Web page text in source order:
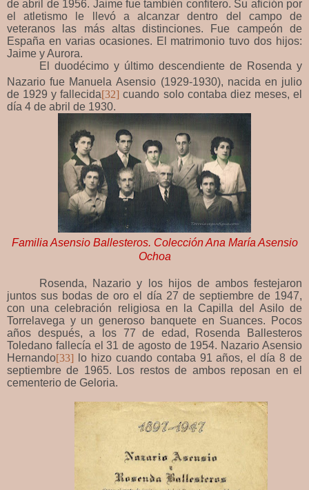
de abril de 1956. Jaime fue también confitero. Su afición por
el atletismo le llevó a alcanzar dentro del campo de
veteranos las más altas distinciones. Fue campeón de
España en varias ocasiones. El matrimonio tuvo dos hijos:
Jaime y Aurora.
El duodécimo y último descendiente de Rosenda y
Nazario fue Manuela Asensio (1929-1930), nacida en julio
de 1929 y fallecida[32] cuando solo contaba diez meses, el
día 4 de abril de 1930.
Familia Asensio Ballesteros. Colección Ana María Asensio
Ochoa
Rosenda, Nazario y los hijos de ambos festejaron
juntos sus bodas de oro el día 27 de septiembre de 1947,
con una celebración religiosa en la Capilla del Asilo de
Torrelavega y un generoso banquete en Suances. Pocos
años después, a los 77 de edad, Rosenda Ballesteros
Toledano fallecía el 31 de agosto de 1954. Nazario Asensio
Hernando[33] lo hizo cuando contaba 91 años, el día 8 de
septiembre de 1965. Los restos de ambos reposan en el
cementerio de Geloria.